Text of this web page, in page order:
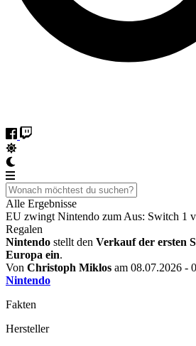
Alle Ergebnisse
EU zwingt Nintendo zum Aus: Switch 1
Regalen
Nintendo stellt den Verkauf der ersten
Europa ein.
Von Christoph Miklos am 08.07.2026 -
Nintendo
Fakten
Hersteller